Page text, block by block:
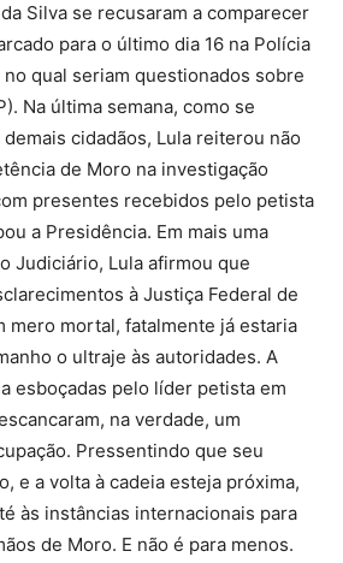
Silva se recusaram a comparecer
para o último dia 16 na Polícia
qual seriam questionados sobre
Na última semana, como se
cidadãos, Lula reiterou não
de Moro na investigação
presentes recebidos pelo petista
a Presidência. Em mais uma
Judiciário, Lula afirmou que
à Justiça Federal de
mero mortal, fatalmente já estaria
o ultraje às autoridades. A
esboçadas pelo líder petista em
na verdade, um
Pressentindo que seu
e a volta à cadeia esteja próxima,
às instâncias internacionais para
de Moro. E não é para menos.